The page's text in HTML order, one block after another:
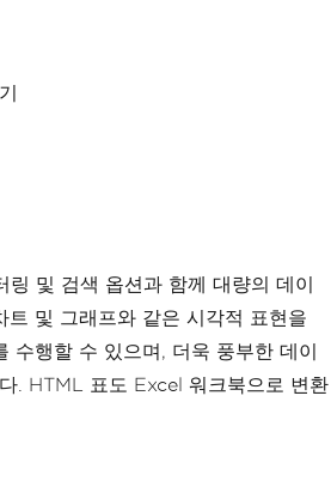
및 검색 옵션과 함께 대량의 데이
트 및 그래프와 같은 시각적 표현을
수행할 수 있으며, 더욱 풍부한 데이
. HTML 표도 Excel 워크북으로 변환